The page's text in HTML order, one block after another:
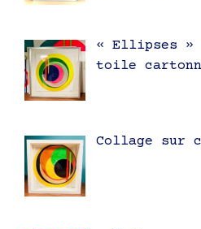
« Ellipses »
toile
Collage sur